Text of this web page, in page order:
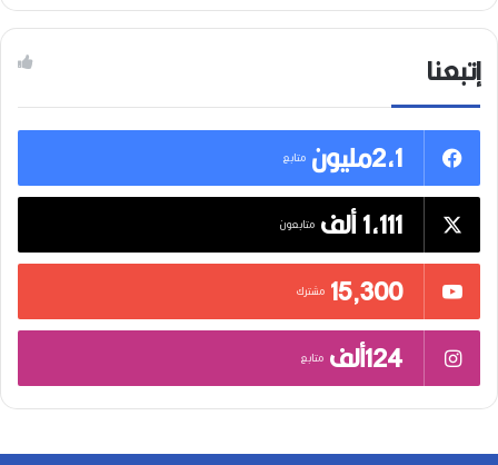
إتبعنا
2,1مليون
متابع
1,111 ألف متابعون
15٬300 مشترك
124ألف متابع